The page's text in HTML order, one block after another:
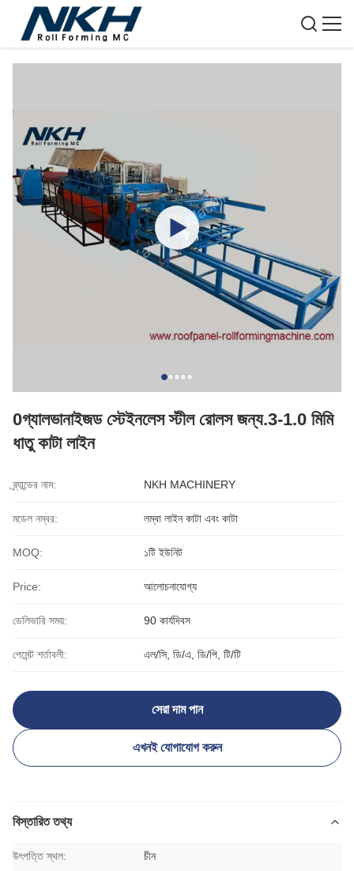
0গ্যালভানাইজড স্টেইনলেস স্টীল রোলস জন্য.3-1.0 মিমি
ধাতু কাটা লাইন
ব্র্যান্ডের নাম: NKH MACHINERY
মডেল নম্বর: লম্বা লাইন কাটা এবং কাটা
MOQ: ১টি ইউনিট
Price: আলোচনাযোগ্য
ডেলিভারি সময়: 90 কার্যদিবস
পেমেন্ট শর্তাবলী: এল/সি, ডি/এ, ডি/পি, টি/টি
সেরা দাম পান
এখনই যোগাযোগ করুন
বিস্তারিত তথ্য
উৎপত্তি স্থল: চীন